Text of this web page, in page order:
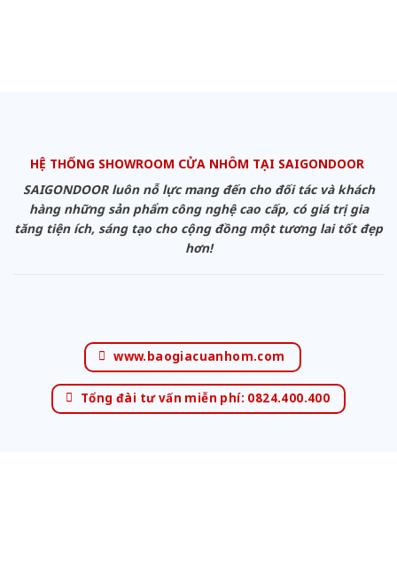
HỆ THỐNG SHOWROOM CỬA NHÔM TẠI SAIGONDOOR
SAIGONDOOR luôn nỗ lực mang đến cho đối tác và khách
hàng những sản phẩm công nghệ cao cấp, có giá trị gia
tăng tiện ích, sáng tạo cho cộng đồng một tương lai tốt đẹp
hơn!
www.baogiacuanhom.com
Tổng đài tư vấn miễn phí: 0824.400.400